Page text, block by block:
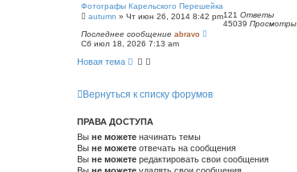
Фотографы Карельского Перешейка
autumn » Чт июн 26, 2014 8:42 pm121 Ответы
45039 Просмотры
Последнее сообщение abravo
Сб июл 18, 2026 7:13 am
Новая тема
Вернуться к списку форумов
ПРАВА ДОСТУПА
Вы не можете начинать темы
Вы не можете отвечать на сообщения
Вы не можете редактировать свои сообщения
Вы не можете удалять свои сообщения